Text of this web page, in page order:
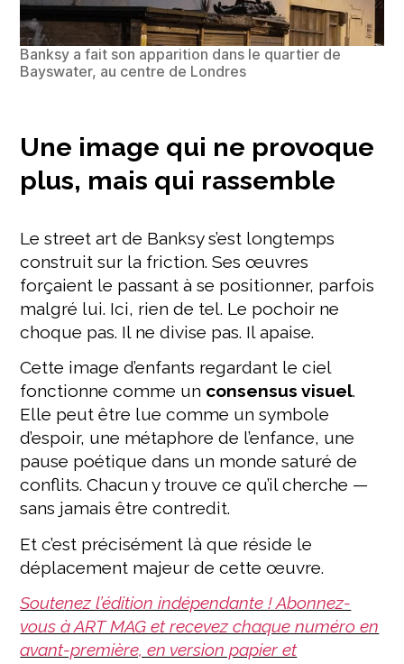
Banksy a fait son apparition dans le quartier de
Bayswater, au centre de Londres
Une image qui ne provoque
plus, mais qui rassemble
Le street art de Banksy s’est longtemps
construit sur la friction. Ses œuvres
forçaient le passant à se positionner, parfois
malgré lui. Ici, rien de tel. Le pochoir ne
choque pas. Il ne divise pas. Il apaise.
Cette image d’enfants regardant le ciel
fonctionne comme un consensus visuel.
Elle peut être lue comme un symbole
d’espoir, une métaphore de l’enfance, une
pause poétique dans un monde saturé de
conflits. Chacun y trouve ce qu’il cherche —
sans jamais être contredit.
Et c’est précisément là que réside le
déplacement majeur de cette œuvre.
Soutenez l’édition indépendante ! Abonnez-
vous à ART MAG et recevez chaque numéro en
avant-première, en version papier et